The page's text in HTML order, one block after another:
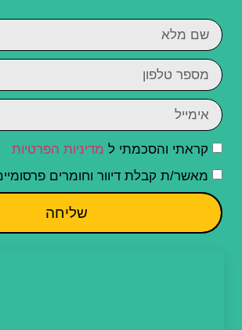
קראתי והסכמתי ל מדיניות הפרטיות
מאשר/ת קבלת דיוור וחומרים
שליחה